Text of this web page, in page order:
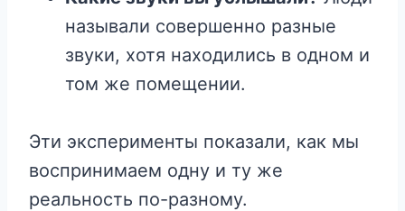
называли совершенно разные
звуки, хотя находились в одном и
том же помещении.
Эти эксперименты показали, как мы
воспринимаем одну и ту же
реальность по-разному.